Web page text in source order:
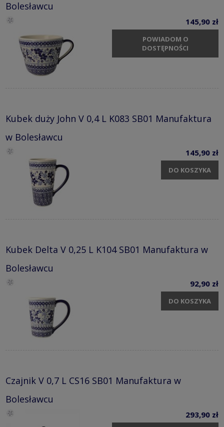
Bolesławcu
145,90 zł
POWIADOM O
DOSTĘPNOŚCI
Kubek duży John V 0,4 L K083 SB01 Manufaktura
w Bolesławcu
145,90 zł
DO KOSZYKA
Kubek Delta V 0,25 L K104 SB01 Manufaktura w
Bolesławcu
92,90 zł
DO KOSZYKA
Czajnik V 0,7 L CS16 SB01 Manufaktura w
Bolesławcu
293,90 zł